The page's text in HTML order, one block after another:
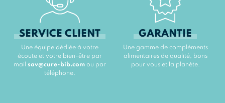
SERVICE CLIENT
Une équipe dédiée à votre
écoute et votre bien-être par
mail sav@cure-bib.com ou par
téléphone.
GARANTIE
Une gamme de compléments
alimentaires de qualité, bons
pour vous et la planète.